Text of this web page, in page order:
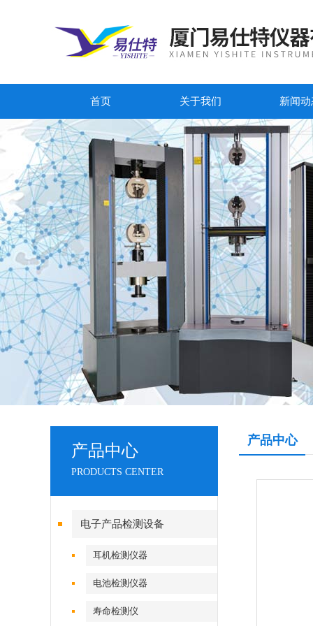
首页 关于我们 新闻动
产品中心
PRODUCTS CENTER
电子产品检测设备
耳机检测仪器
电池检测仪器
寿命检测仪
产品中心